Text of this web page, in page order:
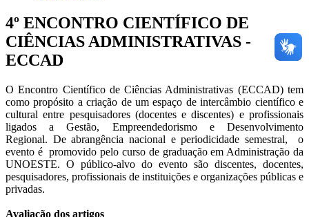
4º ENCONTRO CIENTÍFICO DE
CIÊNCIAS ADMINISTRATIVAS -
ECCAD
O Encontro Científico de Ciências Administrativas (ECCAD) tem
como propósito a criação de um espaço de intercâmbio científico e
cultural entre pesquisadores (docentes e discentes) e profissionais
ligados a Gestão, Empreendedorismo e Desenvolvimento
Regional. De abrangência nacional e periodicidade semestral, o
evento é promovido pelo curso de graduação em Administração da
UNOESTE. O público-alvo do evento são discentes, docentes,
pesquisadores, profissionais de instituições e organizações públicas e
privadas.
Avaliação dos artigos